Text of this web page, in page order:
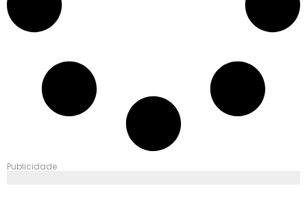
Publicidade